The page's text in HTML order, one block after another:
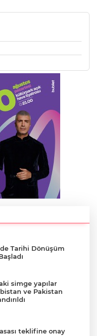
Tarihi Dönüşüm
simge yapılar
ve Pakistan
teklifine onay